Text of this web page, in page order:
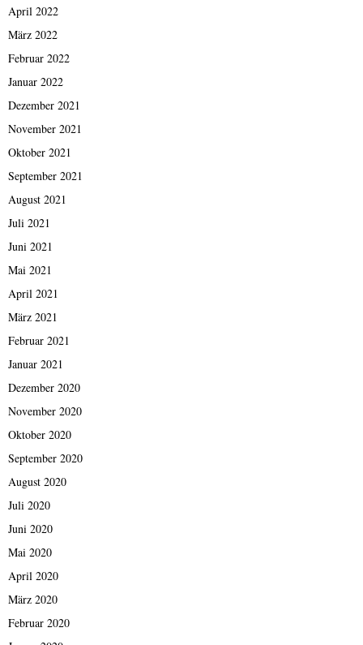
April 2022
März 2022
Februar 2022
Januar 2022
Dezember 2021
November 2021
Oktober 2021
September 2021
August 2021
Juli 2021
Juni 2021
Mai 2021
April 2021
März 2021
Februar 2021
Januar 2021
Dezember 2020
November 2020
Oktober 2020
September 2020
August 2020
Juli 2020
Juni 2020
Mai 2020
April 2020
März 2020
Februar 2020